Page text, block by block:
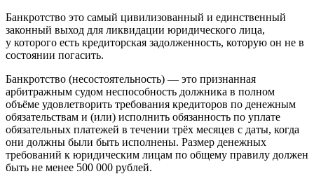
Банкротство это самый цивилизованный и единственный
законный выход для ликвидации юридического лица,
у которого есть кредиторская задолженность, которую он не в
состоянии погасить.
Банкротство (несостоятельность) — это признанная
арбитражным судом неспособность должника в полном
объёме удовлетворить требования кредиторов по денежным
обязательствам и (или) исполнить обязанность по уплате
обязательных платежей в течении трёх месяцев с даты, когда
они должны были быть исполнены. Размер денежных
требований к юридическим лицам по общему правилу должен
быть не менее 500 000 рублей.